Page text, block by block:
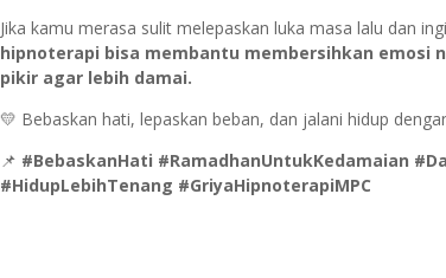
Jika kamu merasa sulit melepaskan luka masa lalu dan
hipnoterapi bisa membantu membersihkan emosi
pikir agar lebih damai.
💛 Bebaskan hati, lepaskan beban, dan jalani hidup
📌 #BebaskanHati #RamadhanUntukKedamaian
#HidupLebihTenang #GriyaHipnoterapiMPC